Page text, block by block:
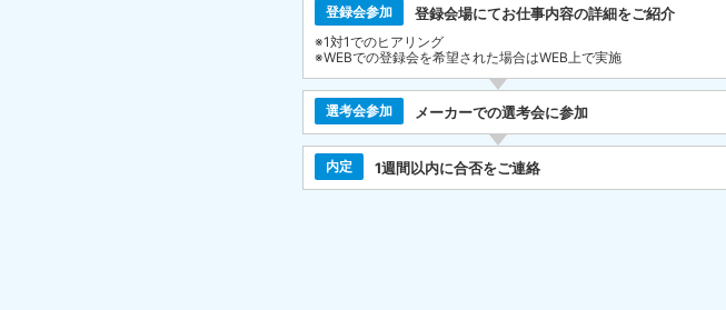
登録会参加 登録会場にてお仕事内容の詳細をご紹介
※1対1でのヒアリング
※WEBでの登録会を希望された場合はWEB上で実施
選考会参加 メーカーでの選考会に参加
内定 1週間以内に合否をご連絡